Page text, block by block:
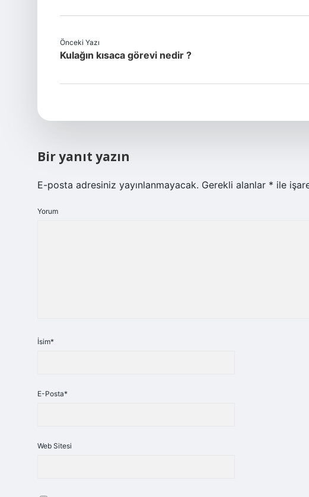
Önceki Yazı
Kulağın kısaca görevi nedir ?
Bir yanıt yazın
E-posta adresiniz yayınlanmayacak. Gerekli alanlar * ile
Yorum
İsim*
E-Posta*
Web Sitesi